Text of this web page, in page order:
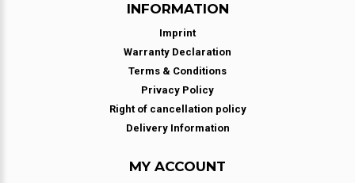
INFORMATION
Imprint
Warranty Declaration
Terms & Conditions
Privacy Policy
Right of cancellation policy
Delivery Information
MY ACCOUNT